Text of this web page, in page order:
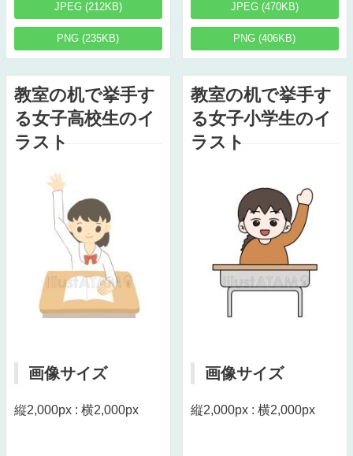
JPEG (212KB)
PNG (235KB)
JPEG (470KB)
PNG (406KB)
教室の机で挙手す
る女子高校生のイ
ラスト
画像サイズ
縦2,000px : 横2,000px
教室の机で挙手す
る女子小学生のイ
ラスト
画像サイズ
縦2,000px : 横2,000px